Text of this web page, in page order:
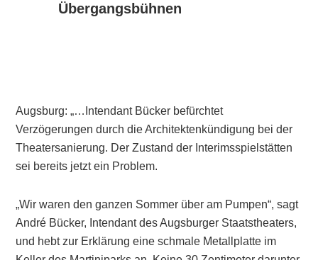
Übergangsbühnen
Augsburg: „…Intendant Bücker befürchtet
Verzögerungen durch die Architektenkündigung bei der
Theatersanierung. Der Zustand der Interimsspielstätten
sei bereits jetzt ein Problem.
„Wir waren den ganzen Sommer über am Pumpen“, sagt
André Bücker, Intendant des Augsburger Staatstheaters,
und hebt zur Erklärung eine schmale Metallplatte im